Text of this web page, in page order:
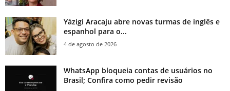
Yázigi Aracaju abre novas turmas de inglês e
espanhol para o...
4 de agosto de 2026
WhatsApp bloqueia contas de usuários no
Brasil; Confira como pedir revisão